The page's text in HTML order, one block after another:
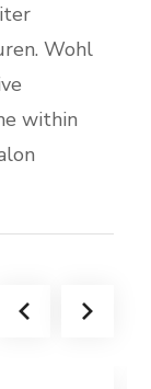
Wohl
within